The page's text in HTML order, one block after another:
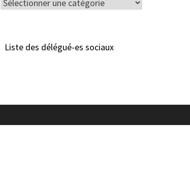
Liste des délégué-es sociaux